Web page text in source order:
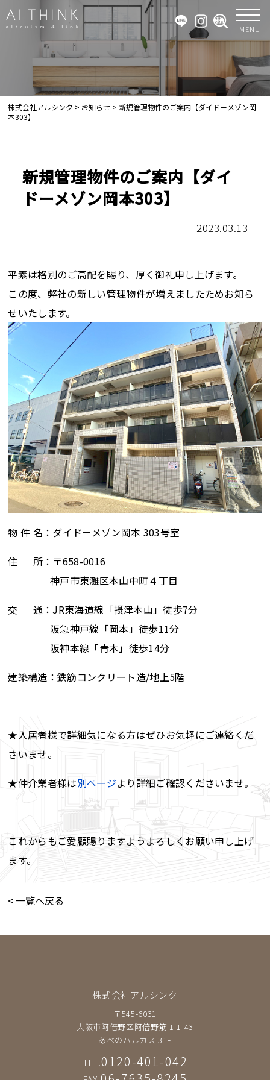
MENU
株式会社アルシンク > お知らせ >新規管理物件のご案内【ダイドーメゾン岡
本303】
新規管理物件のご案内【ダイ
ドーメゾン岡本303】
2023.03.13
平素は格別のご高配を賜り、厚く御礼申し上げます。
この度、弊社の新しい管理物件が増えましたためお知ら
せいたします。
物 件 名：ダイドーメゾン岡本 303号室
住 所：〒658-0016
神戸市東灘区本山中町４丁目
交 通：JR東海道線「摂津本山」徒歩7分
阪急神戸線「岡本」徒歩11分
阪神本線「青木」徒歩14分
建築構造：鉄筋コンクリート造/地上5階
★入居者様で詳細気になる方はぜひお気軽にご連絡くだ
さいませ。
★仲介業者様は別ページより詳細ご確認くださいませ。
これからもご愛顧賜りますようよろしくお願い申し上げ
ます。
< 一覧へ戻る
株式会社アルシンク
〒545-6031
大阪市阿倍野区阿倍野筋 1-1-43
あべのハルカス 31F
TEL.0120-401-042